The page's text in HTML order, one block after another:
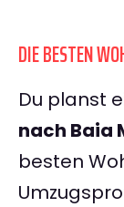
DIE BESTEN
Du planst
nach Baia
besten